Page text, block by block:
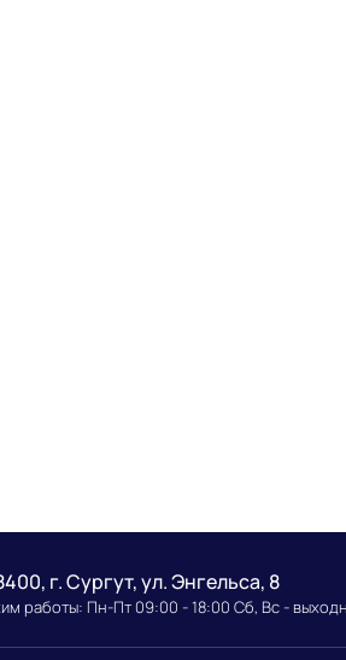
г. Сургут, ул. Энгельса, 8
работы: Пн-Пт 09:00 - 18:00 Сб, Вс -